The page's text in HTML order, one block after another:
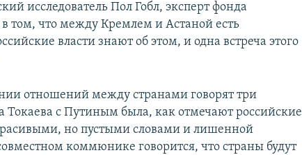
исследователь Пол Гобл, эксперт фонда
том, что между Кремлем и Астаной есть
власти знают об этом, и одна встреча этого
отношений между странами говорят три
Токаева с Путиным была, как отмечают российские
но пустыми словами и лишенной
коммюнике говорится, что страны будут